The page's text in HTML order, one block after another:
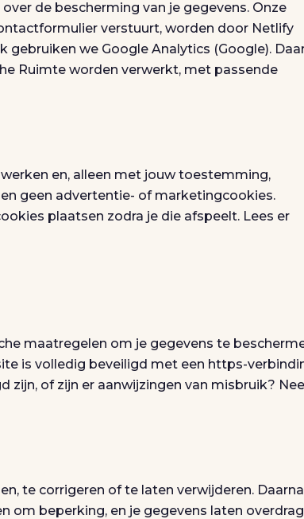
de bescherming van je gegevens. Onze
verstuurt, worden door Netlify
we Google Analytics (Google).
Ruimte worden verwerkt, met passende
en, alleen met jouw toestemming,
geen advertentie- of marketingcookies.
plaatsen zodra je die afspeelt. Lees er
maatregelen om je gegevens te
is volledig beveiligd met een https-
zijn, of zijn er aanwijzingen van misbruik?
te corrigeren of te laten verwijderen.
om beperking, en je gegevens laten